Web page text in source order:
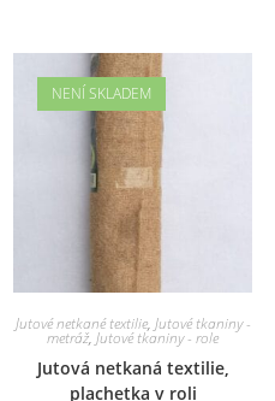
NENÍ SKLADEM
Jutové netkané textilie, Jutové tkaniny -
metráž,Jutové tkaniny - role
Jutová netkaná textilie,
plachetka v roli